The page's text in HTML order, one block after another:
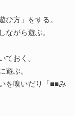
方」をする。
がら遊ぶ。
おく。
ぶ。
を嗅いだり「■■み